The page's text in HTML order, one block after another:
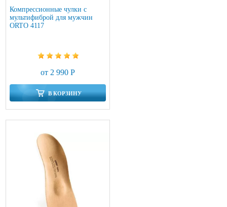
Компрессионные чулки с
мультифиброй для мужчин
ORTO 4117
от 2 990 Р
В КОРЗИНУ